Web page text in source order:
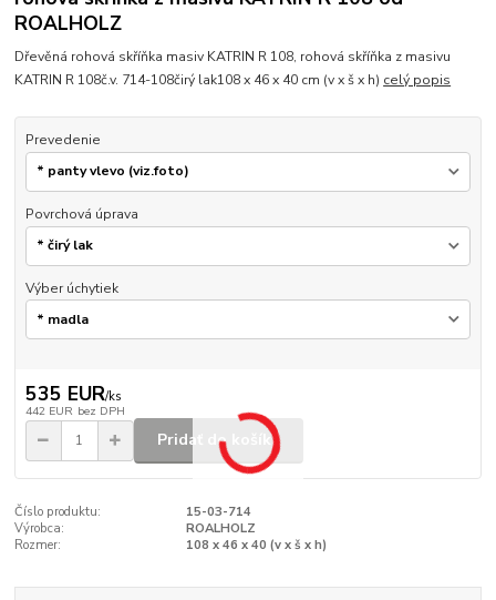
ROALHOLZ
Dřevěná rohová skříňka masiv KATRIN R 108, rohová skříňka z masivu
KATRIN R 108č.v. 714-108čirý lak108 x 46 x 40 cm (v x š x h) celý popis
Prevedenie
Povrchová úprava
Výber úchytiek
535 EUR/ks
442 EUR bez DPH
Pridať do košíka
Číslo produktu:
15-03-714
Výrobca:
ROALHOLZ
Rozmer:
108 x 46 x 40 (v x š x h)